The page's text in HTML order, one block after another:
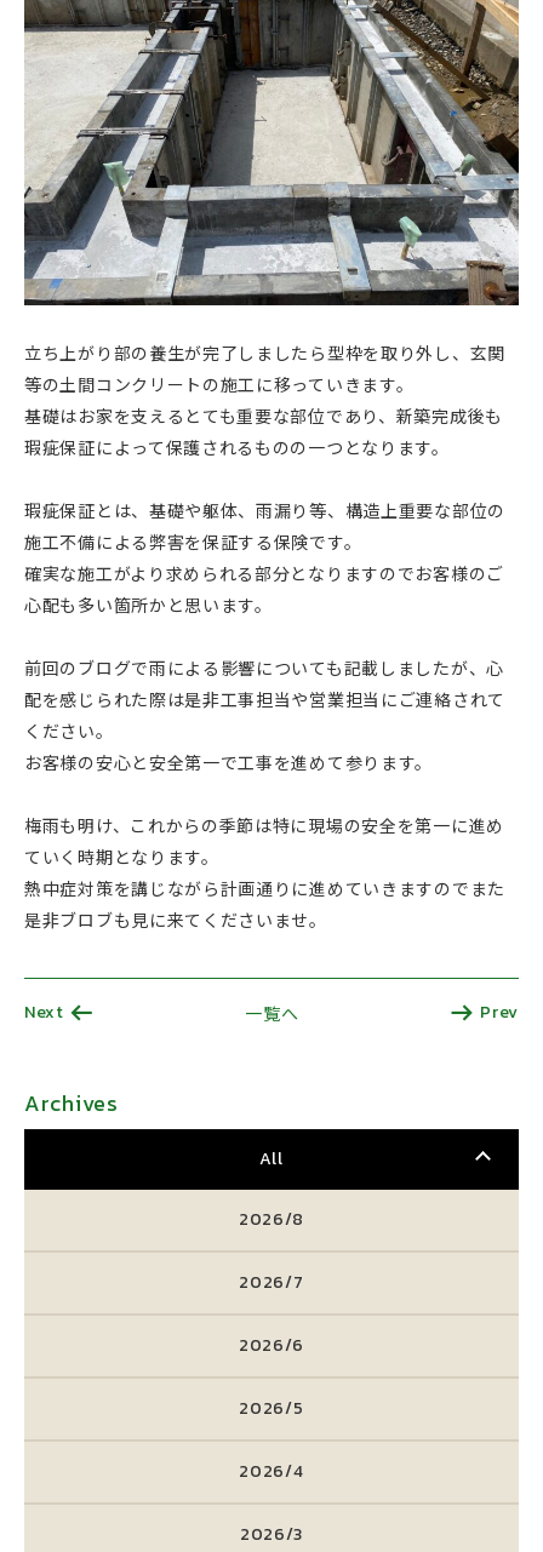
立ち上がり部の養生が完了しましたら型枠を取り外し、玄関
等の土間コンクリートの施工に移っていきます。
基礎はお家を支えるとても重要な部位であり、新築完成後も
瑕疵保証によって保護されるものの一つとなります。
瑕疵保証とは、基礎や躯体、雨漏り等、構造上重要な部位の
施工不備による弊害を保証する保険です。
確実な施工がより求められる部分となりますのでお客様のご
心配も多い箇所かと思います。
前回のブログで雨による影響についても記載しましたが、心
配を感じられた際は是非工事担当や営業担当にご連絡されて
ください。
お客様の安心と安全第一で工事を進めて参ります。
梅雨も明け、これからの季節は特に現場の安全を第一に進め
ていく時期となります。
熱中症対策を講じながら計画通りに進めていきますのでまた
是非ブロブも見に来てくださいませ。
Next 一覧へ Prev
Archives
All
2026/8
2026/7
2026/6
2026/5
2026/4
2026/3